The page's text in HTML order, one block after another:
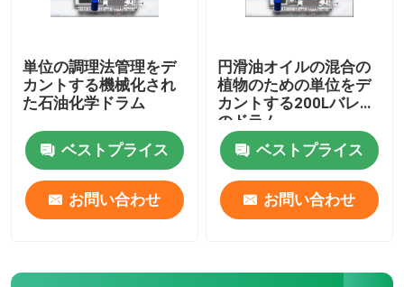
単位の調理法管理をデ
カントする機械化され
た石油化学ドラム
ベストプライス
お問い合わせ
円滑油オイルの混合の
植物のための単位をデ
カントする200Lバレル
のドラム
ベストプライス
お問い合わせ